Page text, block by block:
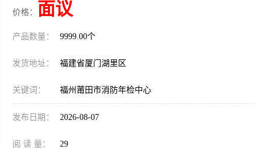
价格： 面议
产品数量： 9999.00个
发货地址： 福建省厦门湖里区
关键词： 福州莆田市消防年检中心
发布日期： 2026-08-07
阅 读 量： 29